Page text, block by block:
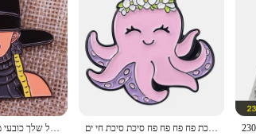
ביונסה אמייל סיכת תג סיכת נשים ביונסה להרוג באפי ציידת הערפדים ללבוש שלה על שלך כובעי מעילי חולצות שקיות כרישה תמנון כרישים צב כוכב ים מדוזה דולפינן דג האם-ילד סיכת פח פח פח פח סיכת סיכת חי ים